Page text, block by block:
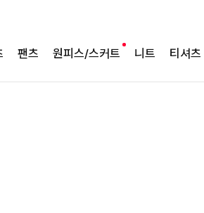
팬츠 원피스/스커트 니트 티셔츠
드팬츠SET